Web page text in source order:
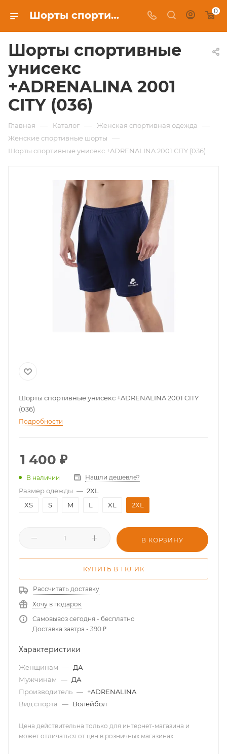
Шорты спортивные унисекс +ADRENALINA 2001 CITY (036) цена 1 400 ₽ в Москве купить в интернет-магазине экипировочного клуба 0
Шорты спортивные
унисекс
+ADRENALINA 2001
CITY (036)
Главная — Каталог — Женская спортивная одежда —
Женские спортивные шорты —
Шорты спортивные унисекс +ADRENALINA 2001 CITY (036)
Шорты спортивные унисекс +ADRENALINA 2001 CITY
(036)
Подробности
1 400 ₽
В наличии Нашли дешевле?
Размер одежды — 2XL
XS
S M L XL 2XL
В КОРЗИНУ
КУПИТЬ В 1 КЛИК
Рассчитать доставку
Хочу в подарок
Самовывоз сегодня - бесплатно
Доставка завтра - 390 ₽
Характеристики
Женщинам — ДА
Мужчинам — ДА
Производитель — +ADRENALINA
Вид спорта — Волейбол
Цена действительна только для интернет-магазина и
может отличаться от цен в розничных магазинах